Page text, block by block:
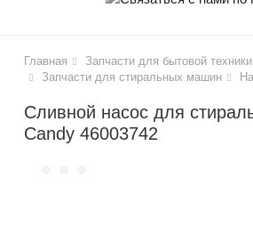
Главная
Запчасти для бытовой техники
Запчасти для стиральных машин
Сливной насос для
Candy 46003742